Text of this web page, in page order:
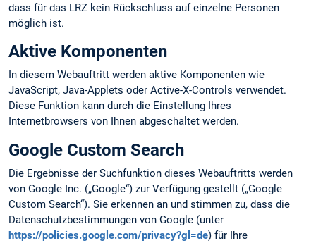
dass für das LRZ kein Rückschluss auf einzelne Personen
möglich ist.
Aktive Komponenten
In diesem Webauftritt werden aktive Komponenten wie
JavaScript, Java-Applets oder Active-X-Controls verwendet.
Diese Funktion kann durch die Einstellung Ihres
Internetbrowsers von Ihnen abgeschaltet werden.
Google Custom Search
Die Ergebnisse der Suchfunktion dieses Webauftritts werden
von Google Inc. („Google“) zur Verfügung gestellt („Google
Custom Search“). Sie erkennen an und stimmen zu, dass die
Datenschutzbestimmungen von Google (unter
https://policies.google.com/privacy?gl=de) für Ihre